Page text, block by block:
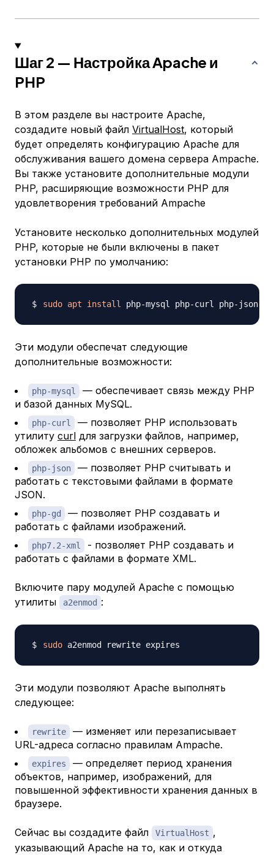
Шаг 2 — Настройка Apache и
PHP
В этом разделе вы настроите Apache,
создадите новый файл VirtualHost, который
будет определять конфигурацию Apache для
обслуживания вашего домена сервера Ampache.
Вы также установите дополнительные модули
PHP, расширяющие возможности PHP для
удовлетворения требований Ampache
Установите несколько дополнительных модулей
PHP, которые не были включены в пакет
установки PHP по умолчанию:
sudo apt install
Эти модули обеспечат следующие
дополнительные возможности:
php-mysql
​​​ — обеспечивает связь между PHP
и базой данных MySQL.
php-curl
​​​ — позволяет PHP использовать
утилиту curl для загрузки файлов, например,
обложек альбомов с внешних серверов.
php-json
— позволяет PHP считывать и
работать с текстовыми файлами в формате
JSON.
php-gd
​​​ — позволяет PHP создавать и
работать с файлами изображений.
php7.2-xml
​​​ - позволяет PHP создавать и
работать с файлами в формате XML.
Включите пару модулей Apache с помощью
утилиты
a2enmod :
sudo
Эти модули позволяют Apache выполнять
следующее:
rewrite
— изменяет или перезаписывает
URL-адреса согласно правилам Ampache.
expires
— определяет период хранения
объектов, например, изображений, для
повышенной эффективности хранения данных в
браузере.
Сейчас вы создадите файл VirtualHost ,
указывающий Apache на то, как и откуда